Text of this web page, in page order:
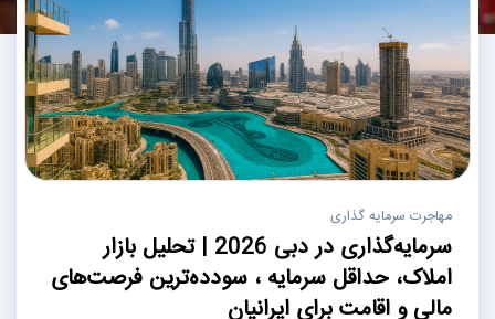
مهاجرت سرمایه گذاری
سرمایه‌گذاری در دبی 2026 | تحلیل بازار
املاک، حداقل سرمایه ، سودده‌ترین فرصت‌های
مالی و اقامت برای ایرانیان